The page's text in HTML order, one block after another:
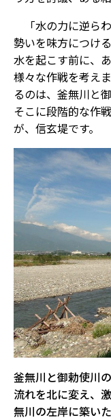
「水の力に逆ら
勢いを味方につけ
水を起こす前に、
様々な作戦を考え
るのは、釜無川と
そこに段階的な作
が、信玄堤です。
釜無川と御勅使川
流れを北に変え、
無川の左岸に築い